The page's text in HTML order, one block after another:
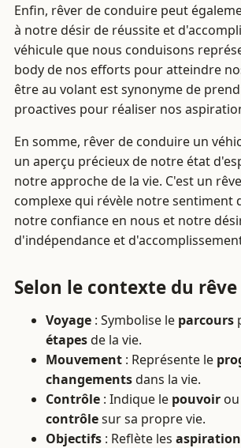
Enfin, rêver de conduire peut
à notre désir de réussite et
véhicule que nous conduisons
body de nos efforts pour atteindre
être au volant est synonyme de
proactives pour réaliser nos
En somme, rêver de conduire un
un aperçu précieux de notre état
notre approche de la vie. C'est un
complexe qui révèle notre sentiment
notre confiance en nous et notre
d'indépendance et
Selon le contexte du rêve
Voyage : Symbolise le parcours
étapesde la vie.
Mouvement : Représente le
changementsdans la vie.
Contrôle : Indique le pouvoir
contrôlesur sa propre vie.
Objectifs : Reflète les